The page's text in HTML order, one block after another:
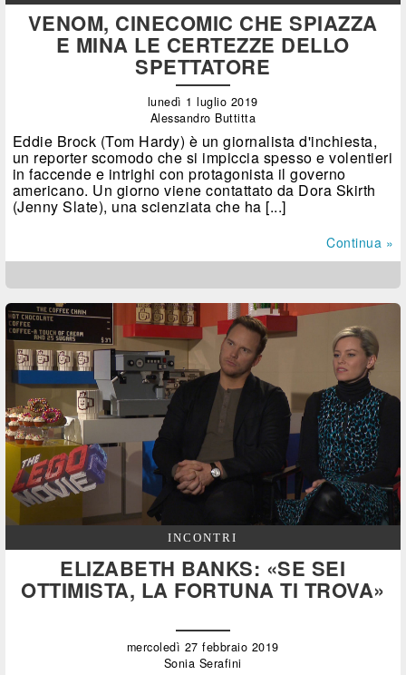
VENOM, CINECOMIC CHE SPIAZZA
E MINA LE CERTEZZE DELLO
SPETTATORE
lunedì 1 luglio 2019
Alessandro Buttitta
Eddie Brock (Tom Hardy) è un giornalista d'inchiesta,
un reporter scomodo che si impiccia spesso e volentieri
in faccende e intrighi con protagonista il governo
americano. Un giorno viene contattato da Dora Skirth
(Jenny Slate), una scienziata che ha [...]
Continua »
INCONTRI
ELIZABETH BANKS: «SE SEI
OTTIMISTA, LA FORTUNA TI TROVA»
mercoledì 27 febbraio 2019
Sonia Serafini